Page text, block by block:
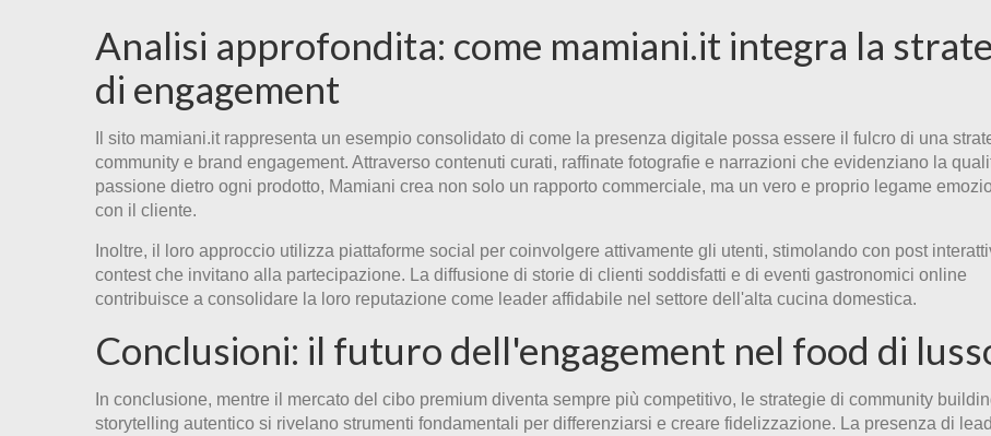
Analisi approfondita: come mamiani.it integra la
di engagement
Il sito mamiani.it rappresenta un esempio consolidato di come la presenza digitale possa essere il fulcro di una
community e brand engagement. Attraverso contenuti curati, raffinate fotografie e narrazioni che evidenziano la
passione dietro ogni prodotto, Mamiani crea non solo un rapporto commerciale, ma un vero e proprio legame
con il cliente.
Inoltre, il loro approccio utilizza piattaforme social per coinvolgere attivamente gli utenti, stimolando con post
contest che invitano alla partecipazione. La diffusione di storie di clienti soddisfatti e di eventi gastronomici online
contribuisce a consolidare la loro reputazione come leader affidabile nel settore dell'alta cucina domestica.
Conclusioni: il futuro dell'engagement nel food di
In conclusione, mentre il mercato del cibo premium diventa sempre più competitivo, le strategie di community
storytelling autentico si rivelano strumenti fondamentali per differenziarsi e creare fidelizzazione. La presenza di